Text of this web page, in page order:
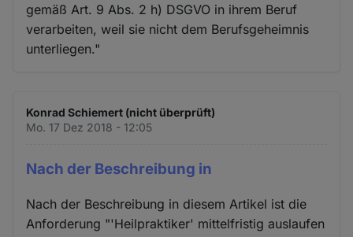
gemäß Art. 9 Abs. 2 h) DSGVO in ihrem Beruf
verarbeiten, weil sie nicht dem Berufsgeheimnis
unterliegen."
Konrad Schiemert (nicht überprüft)
Mo. 17 Dez 2018 - 12:05
Nach der Beschreibung in
Nach der Beschreibung in diesem Artikel ist die
Anforderung "'Heilpraktiker' mittelfristig auslaufen